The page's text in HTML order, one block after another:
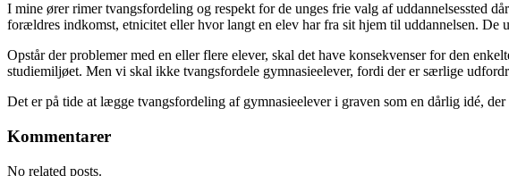
I mine ører rimer tvangsfordeling og respekt for de unges frie valg af uddannelsessted
forældres indkomst, etnicitet eller hvor langt en elev har fra sit hjem til uddannelsen.
Opstår der problemer med en eller flere elever, skal det have konsekvenser for den
studiemiljøet. Men vi skal ikke tvangsfordele gymnasieelever, fordi der er særlige
Det er på tide at lægge tvangsfordeling af gymnasieelever i graven som en dårlig idé,
Kommentarer
No related posts.